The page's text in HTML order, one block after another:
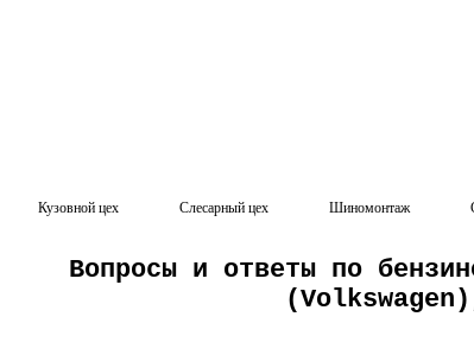
Кузовной цех Слесарный цех Шиномонтаж
Вопросы и ответы по